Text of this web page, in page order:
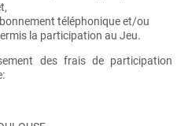
téléphonique et/ou
la participation au Jeu.
des frais de participation